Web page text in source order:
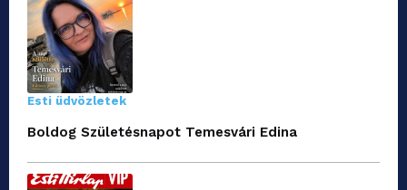
Esti üdvözletek
Boldog Születésnapot Temesvári Edina